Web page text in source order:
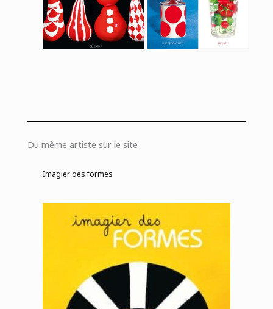
Du même artiste sur le site
Imagier des formes